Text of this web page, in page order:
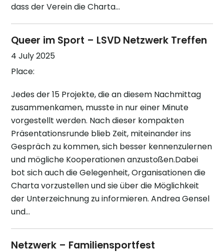
dass der Verein die Charta…
Queer im Sport – LSVD Netzwerk Treffen
4 July 2025
Place:
Jedes der 15 Projekte, die an diesem Nachmittag
zusammenkamen, musste in nur einer Minute
vorgestellt werden. Nach dieser kompakten
Präsentationsrunde blieb Zeit, miteinander ins
Gespräch zu kommen, sich besser kennenzulernen
und mögliche Kooperationen anzustoßen.Dabei
bot sich auch die Gelegenheit, Organisationen die
Charta vorzustellen und sie über die Möglichkeit
der Unterzeichnung zu informieren. Andrea Gensel
und…
Netzwerk – Familiensportfest